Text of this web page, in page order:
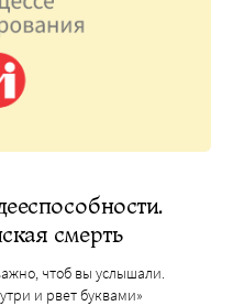
смерть
чтоб вы услышали.
и рвет буквами»